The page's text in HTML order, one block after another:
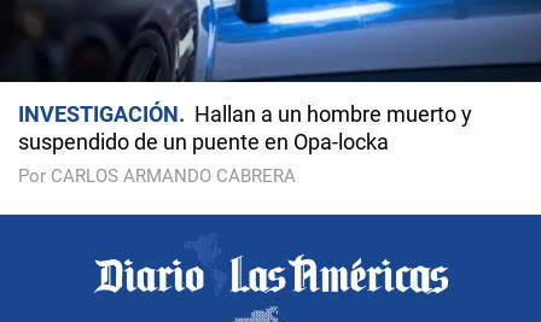
INVESTIGACIÓN
Hallan a un hombre muerto y
suspendido de un puente en Opa-locka
Por CARLOS ARMANDO CABRERA